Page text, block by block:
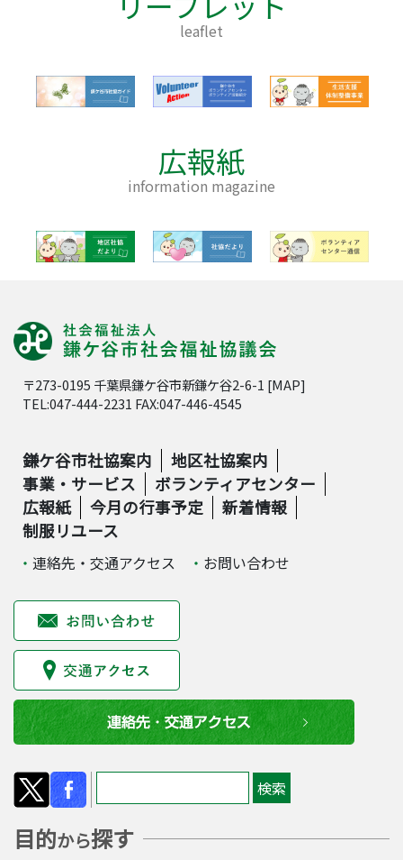
leaflet
広報紙
information magazine
〒273-0195 千葉県鎌ケ谷市新鎌ケ谷2-6-1 [MAP]
TEL:047-444-2231 FAX:047-446-4545
鎌ケ谷市社協案内
地区社協案内
事業・サービス
ボランティアセンター
広報紙
今月の行事予定
新着情報
制服リユース
連絡先・交通アクセス お問い合わせ
目的から探す